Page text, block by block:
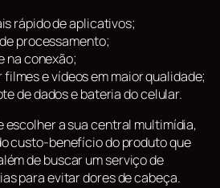
rápido de aplicativos;
processamento;
na conexão;
e vídeos em maior qualidade;
de dados e bateria do celular.
escolher a sua central multimídia,
custo-benefício do produto que
de buscar um serviço de
para evitar dores de cabeça.